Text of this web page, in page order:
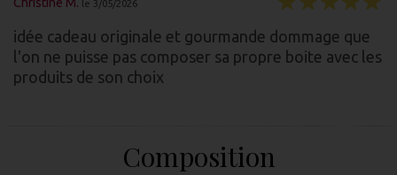
le 3/05/2026
idée cadeau originale et gourmande dommage que
l'on ne puisse pas composer sa propre boite avec les
produits de son choix
Composition